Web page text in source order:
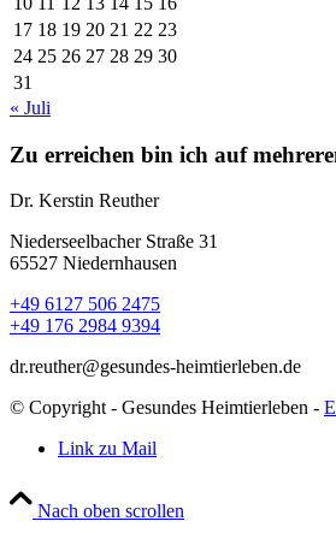
17 18 19 20 21 22 23
24 25 26 27 28 29 30
31
« Juli
Zu erreichen bin ich auf
Dr. Kerstin Reuther
Niederseelbacher Straße 31
65527 Niedernhausen
+49 6127 506 2475
+49 176 2984 9394
dr.reuther@gesundes-heimtierleben.de
© Copyright - Gesundes Heimtierleben -
Link zu Mail
Nach oben scrollen